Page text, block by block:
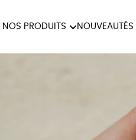
NOS PRODUITS NOUVEAUTÉS